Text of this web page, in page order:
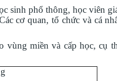
sinh phổ thông, học viên
cơ quan, tổ chức và cá
miền và cấp học, cụ